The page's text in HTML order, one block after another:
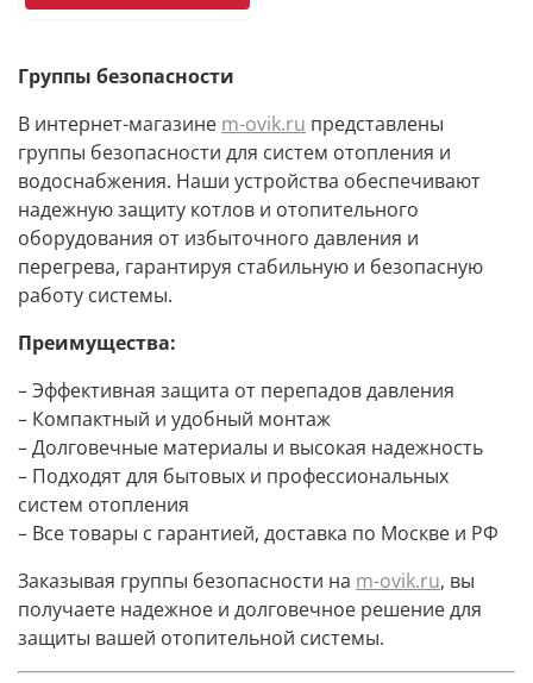
Группы безопасности
В интернет-магазине m-ovik.ru представлены
группы безопасности для систем отопления и
водоснабжения. Наши устройства обеспечивают
надежную защиту котлов и отопительного
оборудования от избыточного давления и
перегрева, гарантируя стабильную и безопасную
работу системы.
Преимущества:
– Эффективная защита от перепадов давления
– Компактный и удобный монтаж
– Долговечные материалы и высокая надежность
– Подходят для бытовых и профессиональных
систем отопления
– Все товары с гарантией, доставка по Москве и РФ
Заказывая группы безопасности на m-ovik.ru, вы
получаете надежное и долговечное решение для
защиты вашей отопительной системы.